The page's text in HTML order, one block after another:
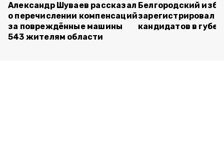
Александр Шуваев рассказал
о перечислении компенсаций
за повреждённые машины
543 жителям области
Белгородский
зарегистрировал
кандидатов в